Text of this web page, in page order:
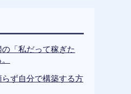
「私だって稼ぎた
ず自分で構築する方